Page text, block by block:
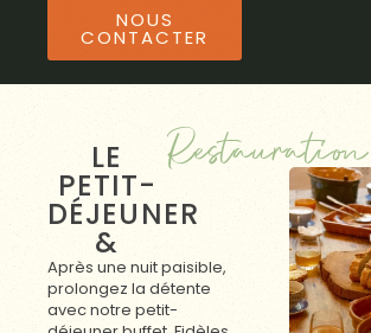
NOUS
CONTACTER
LE
PETIT-
DÉJEUNER
&
Restauration
Après une nuit paisible,
prolongez la détente
avec notre petit-